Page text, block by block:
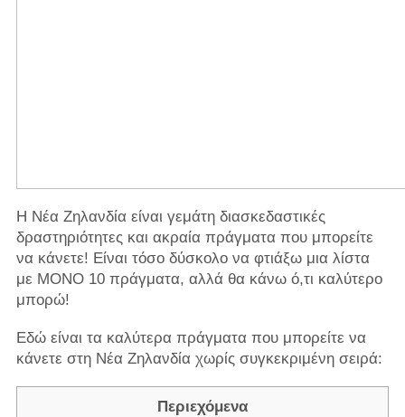
Η Νέα Ζηλανδία είναι γεμάτη διασκεδαστικές
δραστηριότητες και ακραία πράγματα που μπορείτε
να κάνετε! Είναι τόσο δύσκολο να φτιάξω μια λίστα
με ΜΟΝΟ 10 πράγματα, αλλά θα κάνω ό,τι καλύτερο
μπορώ!
Εδώ είναι τα καλύτερα πράγματα που μπορείτε να
κάνετε στη Νέα Ζηλανδία χωρίς συγκεκριμένη σειρά:
Περιεχόμενα